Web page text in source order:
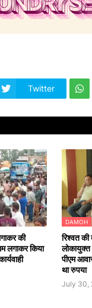
Twitter
की
लगाकर किया
DAMOH
रिश्वत
लोकायुक्त
पीएम
था रुपया
July 30,